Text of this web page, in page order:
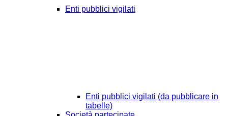
Enti pubblici vigilati
Enti pubblici vigilati (da pubblicare in
tabelle)